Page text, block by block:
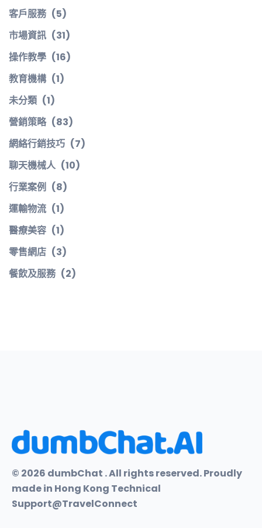
客戶服務 (5)
市場資訊 (31)
操作教學 (16)
教育機構 (1)
未分類 (1)
營銷策略 (83)
網絡行銷技巧 (7)
聊天機械人 (10)
行業案例 (8)
運輸物流 (1)
醫療美容 (1)
零售網店 (3)
餐飲及服務 (2)
© 2026 dumbChat . All rights reserved. Proudly
made in Hong Kong Technical
Support@TravelConnect